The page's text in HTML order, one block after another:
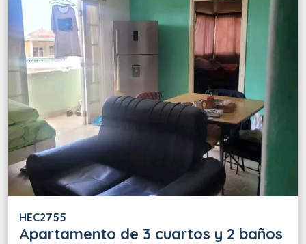
HEC2755
Apartamento de 3 cuartos y 2 baños